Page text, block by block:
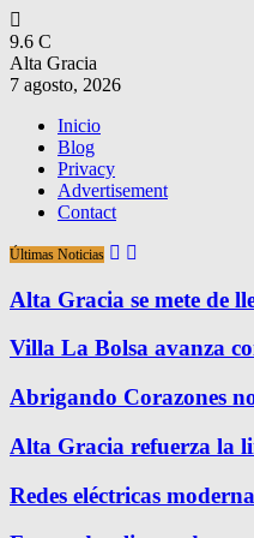
9.6 C
Alta Gracia
7 agosto, 2026
Inicio
Blog
Privacy
Advertisement
Contact
Últimas Noticias
Alta Gracia se mete de
Villa La Bolsa avanza
Abrigando Corazones
Alta Gracia refuerza la
Redes eléctricas